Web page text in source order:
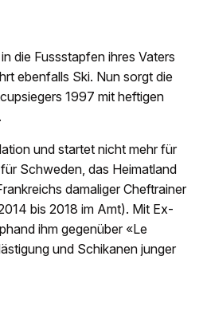
die Fussstapfen ihres Vaters
ebenfalls Ski. Nun sorgt die
1997 mit heftigen
und startet nicht mehr für
Schweden, das Heimatland
damaliger Cheftrainer
bis 2018 im Amt). Mit Ex-
ihm gegenüber «Le
und Schikanen junger